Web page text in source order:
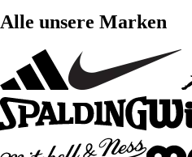
Alle unsere Marken